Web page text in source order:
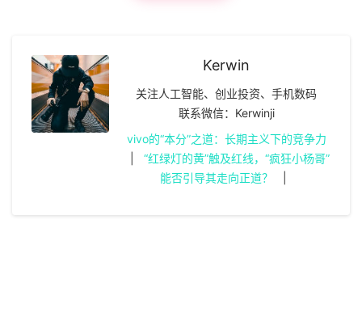
Kerwin
关注人工智能、创业投资、手机数码
联系微信：Kerwinji
vivo的“本分”之道：长期主义下的竞争力
“红绿灯的黄”触及红线，“疯狂小杨哥”
能否引导其走向正道？